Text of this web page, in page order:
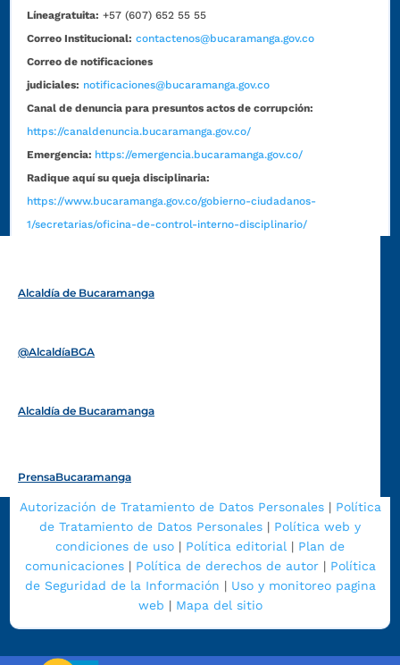
Líneagratuita: +57 (607) 652 55 55
Correo Institucional: contactenos@bucaramanga.gov.co
Correo de notificaciones
judiciales: notificaciones@bucaramanga.gov.co
Canal de denuncia para presuntos actos de corrupción:
https://canaldenuncia.bucaramanga.gov.co/
Emergencia: https://emergencia.bucaramanga.gov.co/
Radique aquí su queja disciplinaria:
https://www.bucaramanga.gov.co/gobierno-ciudadanos-
1/secretarias/oficina-de-control-interno-disciplinario/
Alcaldía de Bucaramanga
@AlcaldíaBGA
Alcaldía de Bucaramanga
PrensaBucaramanga
Autorización de Tratamiento de Datos Personales| Política
de Tratamiento de Datos Personales | Política web y
condiciones de uso | Política editorial | Plan de
comunicaciones| Política de derechos de autor| Política
de Seguridad de la Información | Uso y monitoreo pagina
web | Mapa del sitio